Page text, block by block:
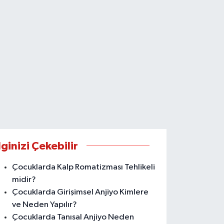
Çekebilir
Çocuklarda Kalp Romatizması Tehlikeli
midir?
Çocuklarda Girişimsel Anjiyo Kimlere
ve Neden Yapılır?
Çocuklarda Tanısal Anjiyo Neden